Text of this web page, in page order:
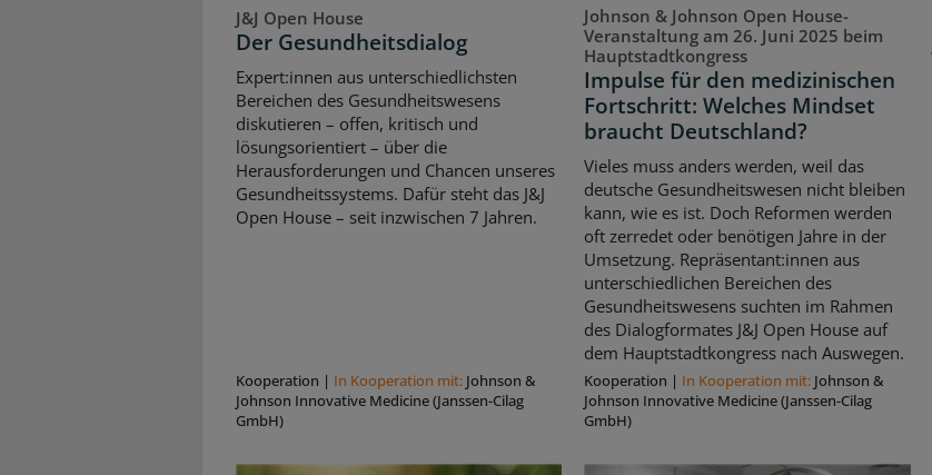
J&J Open House
Der Gesundheitsdialog
Expert:innen aus unterschiedlichsten
Bereichen des Gesundheitswesens
diskutieren – offen, kritisch und
lösungsorientiert – über die
Herausforderungen und Chancen unseres
Gesundheitssystems. Dafür steht das J&J
Open House – seit inzwischen 7 Jahren.
Kooperation | In Kooperation mit: Johnson &
Johnson Innovative Medicine (Janssen-Cilag
GmbH)
Johnson & Johnson Open House-
Veranstaltung am 26. Juni 2025 beim
Hauptstadtkongress
Impulse für den medizinischen
Fortschritt: Welches Mindset
braucht Deutschland?
Vieles muss anders werden, weil das
deutsche Gesundheitswesen nicht bleiben
kann, wie es ist. Doch Reformen werden
oft zerredet oder benötigen Jahre in der
Umsetzung. Repräsentant:innen aus
unterschiedlichen Bereichen des
Gesundheitswesens suchten im Rahmen
des Dialogformates J&J Open House auf
dem Hauptstadtkongress nach Auswegen.
Kooperation | In Kooperation mit: Johnson &
Johnson Innovative Medicine (Janssen-Cilag
GmbH)